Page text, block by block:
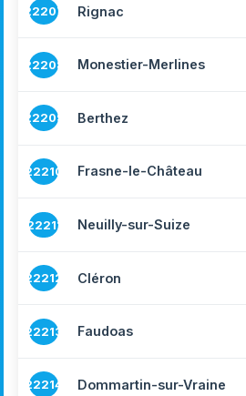
22207 Rignac
22208 Monestier-Merlines
22209 Berthez
22210 Frasne-le-Château
22211 Neuilly-sur-Suize
22212 Cléron
22213 Faudoas
22214 Dommartin-sur-Vraine